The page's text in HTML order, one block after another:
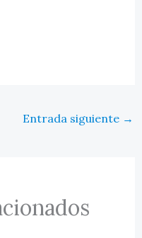
Entrada siguiente →